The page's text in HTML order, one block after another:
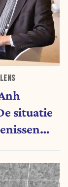
situatie